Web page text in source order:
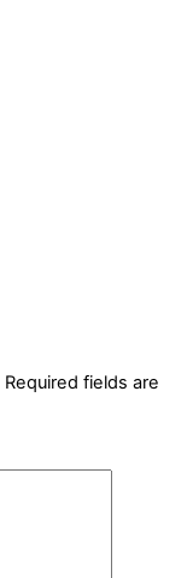
Required fields are